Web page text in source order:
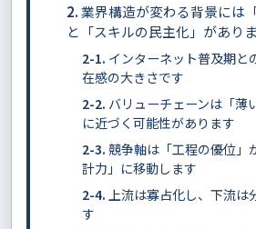
業界構造が変わる背景には
と「スキルの民主化」があり
インターネット普及期と
在感の大きさです
バリューチェーンは「薄
に近づく可能性があります
競争軸は「工程の優位」
計力」に移動します
上流は寡占化し、下流は
す